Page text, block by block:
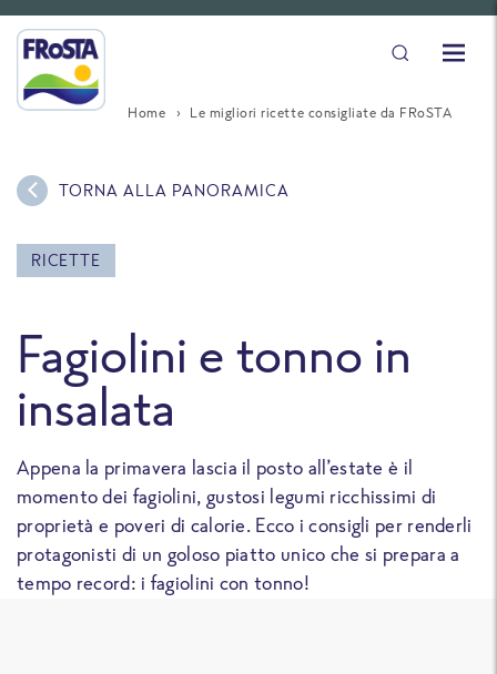
Home Le migliori ricette consigliate da FRoSTA
RICETTE
Fagiolini e tonno in
insalata
Appena la primavera lascia il posto all’estate è il
momento dei fagiolini, gustosi legumi ricchissimi di
proprietà e poveri di calorie. Ecco i consigli per renderli
protagonisti di un goloso piatto unico che si prepara a
tempo record: i fagiolini con tonno!
TORNA ALLA PANORAMICA